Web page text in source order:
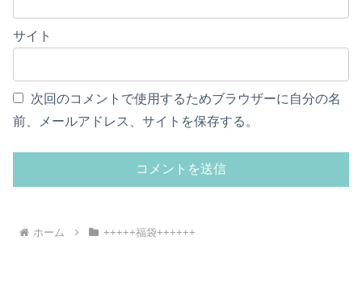
サイト
次回のコメントで使用するためブラウザーに自分の名
前、メールアドレス、サイトを保存する。
ホーム +++++福袋++++++